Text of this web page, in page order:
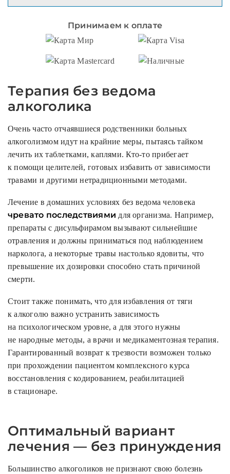
Принимаем к оплате
Терапия без ведома
алкоголика
Очень часто отчаявшиеся родственники больных
алкоголизмом идут на крайние меры, пытаясь тайком
лечить их таблетками, каплями. Кто-то прибегает
к помощи целителей, готовых избавить от зависимости
травами и другими нетрадиционными методами.
Лечение в домашних условиях без ведома человека
чревато последствиями для организма. Например,
препараты с дисульфирамом вызывают сильнейшие
отравления и должны приниматься под наблюдением
нарколога, а некоторые травы настолько ядовиты, что
превышение их дозировки способно стать причиной
смерти.
Стоит также понимать, что для избавления от тяги
к алкоголю важно устранить зависимость
на психологическом уровне, а для этого нужны
не народные методы, а врачи и медикаментозная терапия.
Гарантированный возврат к трезвости возможен только
при прохождении пациентом комплексного курса
восстановления с кодированием, реабилитацией
в стационаре.
Оптимальный вариант
лечения — без принуждения
Большинство алкоголиков не признают свою болезнь